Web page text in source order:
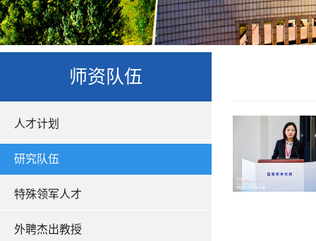
师资队伍
人才计划
研究队伍
特殊领军人才
外聘杰出教授